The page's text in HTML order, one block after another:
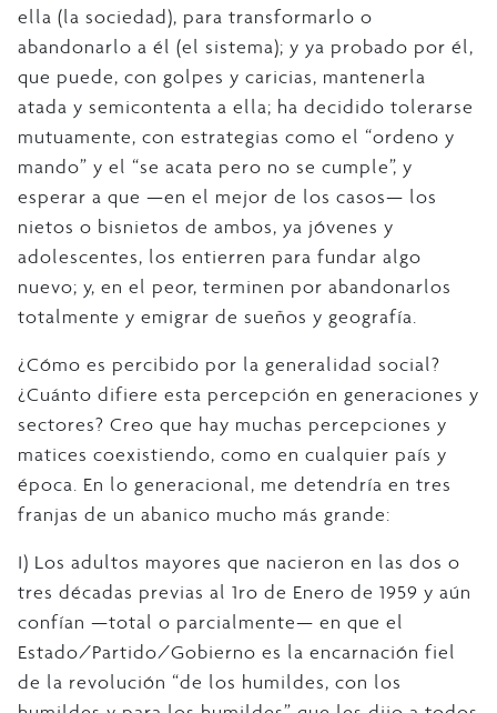
ella (la sociedad), para transformarlo o
abandonarlo a él (el sistema); y ya probado por él,
que puede, con golpes y caricias, mantenerla
atada y semicontenta a ella; ha decidido tolerarse
mutuamente, con estrategias como el “ordeno y
mando” y el “se acata pero no se cumple”, y
esperar a que —en el mejor de los casos— los
nietos o bisnietos de ambos, ya jóvenes y
adolescentes, los entierren para fundar algo
nuevo; y, en el peor, terminen por abandonarlos
totalmente y emigrar de sueños y geografía.
¿Cómo es percibido por la generalidad social?
¿Cuánto difiere esta percepción en generaciones y
sectores? Creo que hay muchas percepciones y
matices coexistiendo, como en cualquier país y
época. En lo generacional, me detendría en tres
franjas de un abanico mucho más grande:
I) Los adultos mayores que nacieron en las dos o
tres décadas previas al 1ro de Enero de 1959 y aún
confían —total o parcialmente— en que el
Estado/Partido/Gobierno es la encarnación fiel
de la revolución “de los humildes, con los